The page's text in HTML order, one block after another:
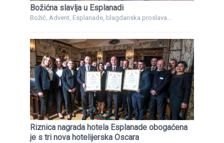
Božićna slavlja u Esplanadi
Božić, Advent, Esplanade, blagdanska proslava...
Riznica nagrada hotela Esplanade obogaćena
je s tri nova hotelijerska Oscara